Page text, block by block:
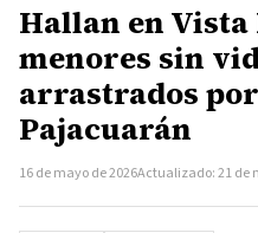
Hallan en Vista
menores sin
arrastrados
Pajacuarán
16 de mayo de 2026Actualizado: 21 de